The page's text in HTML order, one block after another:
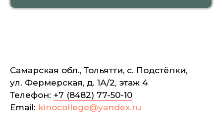
Самарская обл., Тольятти, с. Подстёпки,
ул. Фермерская, д. 1А/2, этаж 4
Телефон: +7 (8482) 77-50-10
Email: kinocollege@yandex.ru